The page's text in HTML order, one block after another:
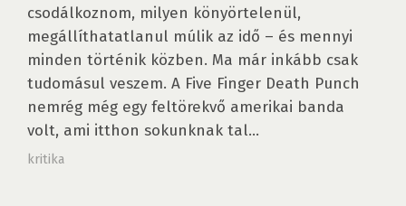
csodálkoznom, milyen könyörtelenül,
megállíthatatlanul múlik az idő – és mennyi
minden történik közben. Ma már inkább csak
tudomásul veszem. A Five Finger Death Punch
nemrég még egy feltörekvő amerikai banda
volt, ami itthon sokunknak tal...
kritika